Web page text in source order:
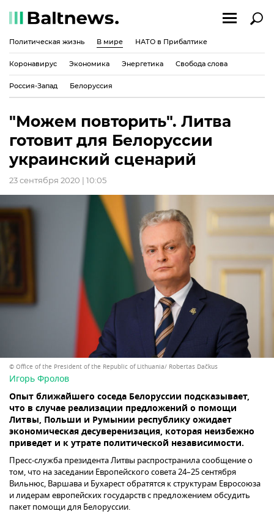
Политическая жизнь В мире НАТО в Прибалтике
Коронавирус Экономика Энергетика Свобода слова
Россия-Запад Белоруссия
"Можем повторить". Литва
готовит для Белоруссии
украинский сценарий
23 сентября 2020 | 10:05
© Office of the President of the Republic of Lithuania/ Robertas Dačkus
Игорь Фролов
Опыт ближайшего соседа Белоруссии подсказывает,
что в случае реализации предложений о помощи
Литвы, Польши и Румынии республику ожидает
экономическая десуверенизация, которая неизбежно
приведет и к утрате политической независимости.
Пресс-служба президента Литвы распространила сообщение о
том, что на заседании Европейского совета 24–25 сентября
Вильнюс, Варшава и Бухарест обратятся к структурам Евросоюза
и лидерам европейских государств с предложением обсудить
пакет помощи для Белоруссии.